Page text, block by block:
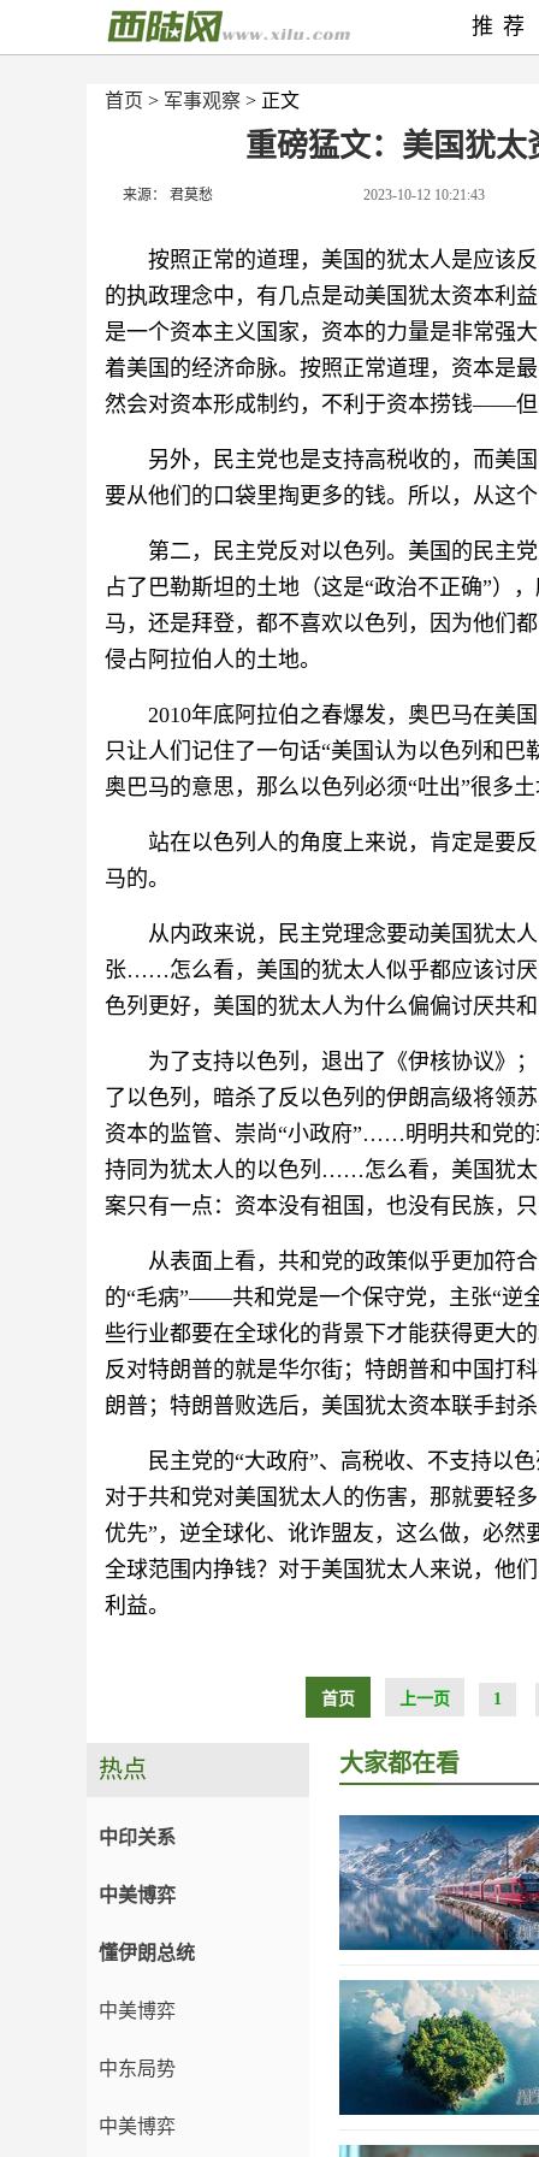
首页 > 军事观察 > 正文
重磅猛文：美国犹
来源： 君莫愁 2023-10-12 10:21:43
按照正常的道理，美国的犹太人是应该
的执政理念中，有几点是动美国犹太资本利
是一个资本主义国家，资本的力量是非常强
着美国的经济命脉。按照正常道理，资本是
然会对资本形成制约，不利于资本捞钱——
另外，民主党也是支持高税收的，而美
要从他们的口袋里掏更多的钱。所以，从这
第二，民主党反对以色列。美国的民主
占了巴勒斯坦的土地（这是“政治不正确”）
马，还是拜登，都不喜欢以色列，因为他们
侵占阿拉伯人的土地。
2010年底阿拉伯之春爆发，奥巴马在美
只让人们记住了一句话“美国认为以色列和
奥巴马的意思，那么以色列必须“吐出”很多
站在以色列人的角度上来说，肯定是要
马的。
从内政来说，民主党理念要动美国犹太
张……怎么看，美国的犹太人似乎都应该讨
色列更好，美国的犹太人为什么偏偏讨厌共
为了支持以色列，退出了《伊核协议》
了以色列，暗杀了反以色列的伊朗高级将
资本的监管、崇尚“小政府”……明明共和党
持同为犹太人的以色列……怎么看，美国犹
案只有一点：资本没有祖国，也没有民族，
从表面上看，共和党的政策似乎更加符
的“毛病”——共和党是一个保守党，主张“逆
些行业都要在全球化的背景下才能获得更大
反对特朗普的就是华尔街；特朗普和中国打
朗普；特朗普败选后，美国犹太资本联手封
民主党的“大政府”、高税收、不支持以
对于共和党对美国犹太人的伤害，那就要轻
优先”，逆全球化、讹诈盟友，这么做，必
全球范围内挣钱？对于美国犹太人来说，他
利益。
首页 上一页 1
推荐
热点
中印关系
中美博弈
懂伊朗总统
中美博弈
中东局势
中美博弈
大家都在看